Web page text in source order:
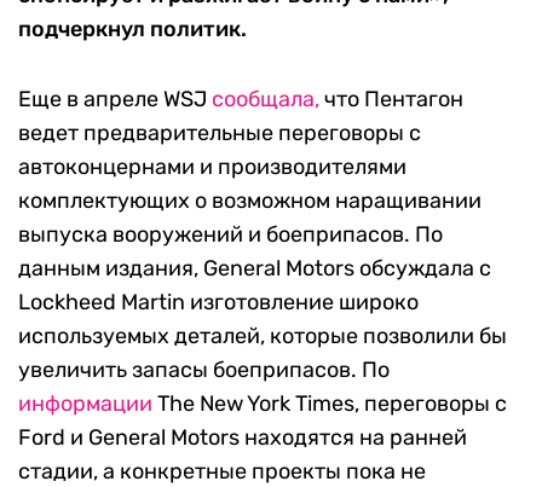
подчеркнул политик.
Еще в апреле WSJ сообщала,что Пентагон
ведет предварительные переговоры с
автоконцернами и производителями
комплектующих о возможном наращивании
выпуска вооружений и боеприпасов. По
данным издания, General Motors обсуждала с
Lockheed Martin изготовление широко
используемых деталей, которые позволили бы
увеличить запасы боеприпасов. По
информации The New York Times, переговоры с
Ford и General Motors находятся на ранней
стадии, а конкретные проекты пока не